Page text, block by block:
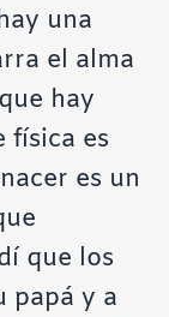
una
el alma
hay
física es
es un
que los
papá y a